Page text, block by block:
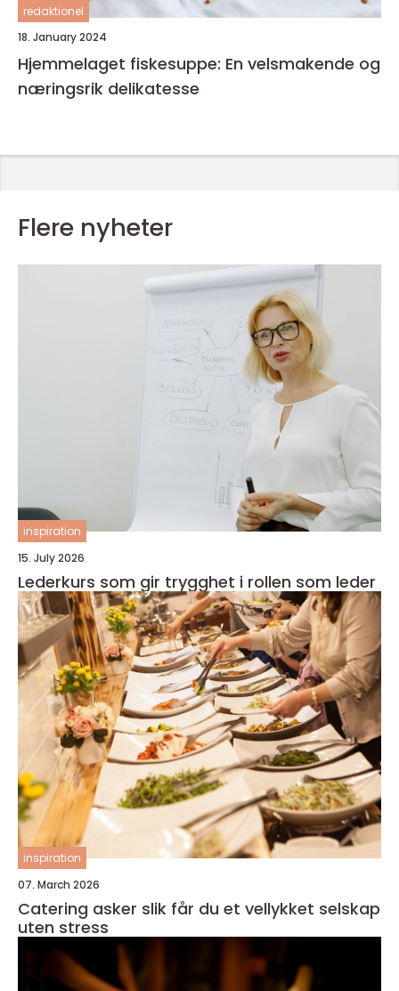
redaktionel
18. January 2024
Hjemmelaget fiskesuppe: En velsmakende og
næringsrik delikatesse
Flere nyheter
inspiration
15. July 2026
Lederkurs som gir trygghet i rollen som leder
inspiration
07. March 2026
Catering asker slik får du et vellykket selskap
uten stress